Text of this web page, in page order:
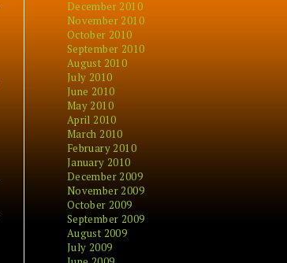
December 2010
November 2010
October 2010
September 2010
August 2010
July 2010
June 2010
May 2010
April 2010
March 2010
February 2010
January 2010
December 2009
November 2009
October 2009
September 2009
August 2009
July 2009